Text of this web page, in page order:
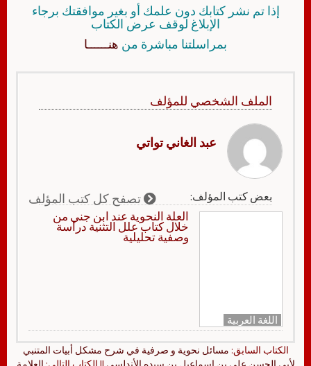
إذا تم نشر كتابك دون علمك أو بغير موافقتك برجاء
الإبلاغ لوقف عرض الكتاب
بمراسلتنا مباشرة من هنــــــا
الملف الشخصي للمؤلف
عبد الغاني تواتي
بعض كتب المؤلف: تصفح كل كتب المؤلف
اللغة العربية
العلة النحوية عند ابن جني من
خلال كتاب علل التثنية دراسة
وصفية تحليلية
الكتاب السابق: مسائل نحوية و صرفية في شرح مشكل أبيات المتنبي